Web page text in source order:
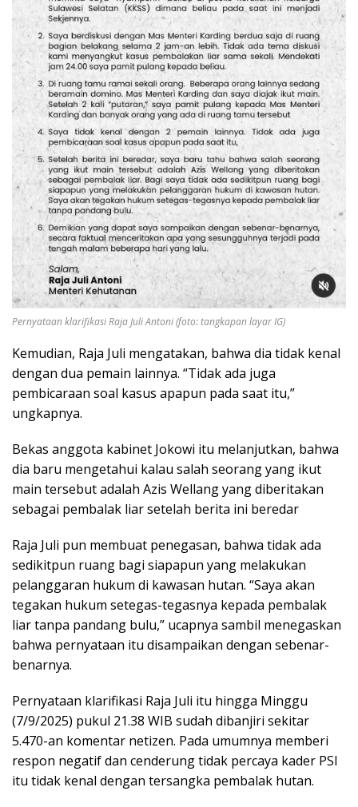
Pernyataan klarifikasi Raja Juli Antoni (foto: tangkapan layar IG)
Kemudian, Raja Juli mengatakan, bahwa dia tidak kenal
dengan dua pemain lainnya. “Tidak ada juga
pembicaraan soal kasus apapun pada saat itu,”
ungkapnya.
Bekas anggota kabinet Jokowi itu melanjutkan, bahwa
dia baru mengetahui kalau salah seorang yang ikut
main tersebut adalah Azis Wellang yang diberitakan
sebagai pembalak liar setelah berita ini beredar
Raja Juli pun membuat penegasan, bahwa tidak ada
sedikitpun ruang bagi siapapun yang melakukan
pelanggaran hukum di kawasan hutan. “Saya akan
tegakan hukum setegas-tegasnya kepada pembalak
liar tanpa pandang bulu,” ucapnya sambil menegaskan
bahwa pernyataan itu disampaikan dengan sebenar-
benarnya.
Pernyataan klarifikasi Raja Juli itu hingga Minggu
(7/9/2025) pukul 21.38 WIB sudah dibanjiri sekitar
5.470-an komentar netizen. Pada umumnya memberi
respon negatif dan cenderung tidak percaya kader PSI
itu tidak kenal dengan tersangka pembalak hutan.